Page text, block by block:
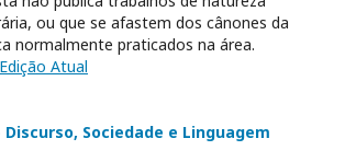
ou que se afastem dos cânones da
normalmente praticados na área.
Edição Atual
Discurso, Sociedade e Linguagem